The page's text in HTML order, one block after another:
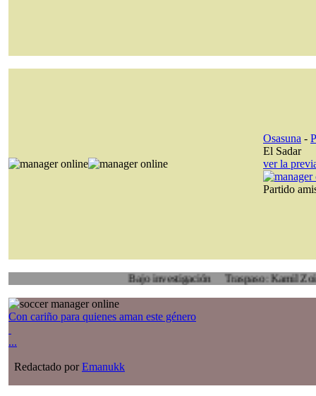
Osasuna -
El Sadar
ver la
Partido
Bajo investigación Traspaso: Kamil Zoidl, Volyn
Con cariño para quienes aman este género
...
Redactado porEmanukk